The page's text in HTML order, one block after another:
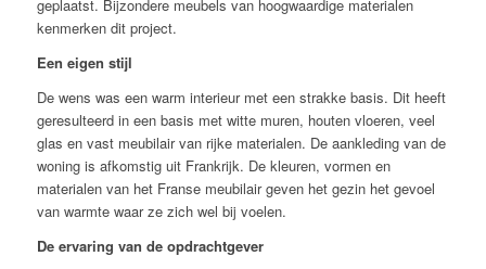
geplaatst. Bijzondere meubels van hoogwaardige materialen
kenmerken dit project.
Een eigen stijl
De wens was een warm interieur met een strakke basis. Dit heeft
geresulteerd in een basis met witte muren, houten vloeren, veel
glas en vast meubilair van rijke materialen. De aankleding van de
woning is afkomstig uit Frankrijk. De kleuren, vormen en
materialen van het Franse meubilair geven het gezin het gevoel
van warmte waar ze zich wel bij voelen.
De ervaring van de opdrachtgever